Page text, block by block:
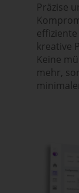
Präzise
kreative
Keine
mehr,